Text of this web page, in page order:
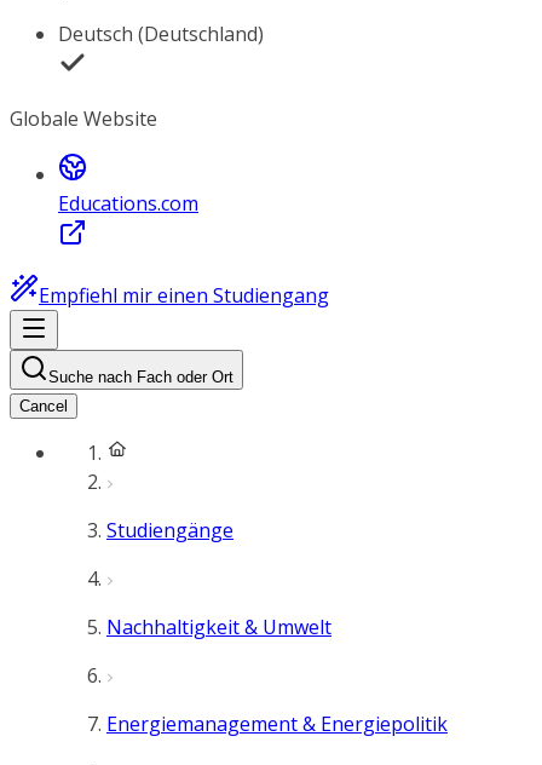
Deutsch (Deutschland)
Globale Website
Educations.com
Empfiehl mir einen Studiengang
Suche nach Fach oder Ort
Cancel
Studiengänge
Nachhaltigkeit & Umwelt
Energiemanagement & Energiepolitik